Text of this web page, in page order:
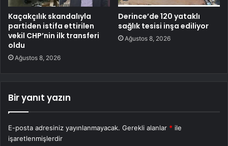
Kaçakçılık skandalıyla
partiden istifa ettirilen
vekil CHP’nin ilk transferi
oldu
Ağustos 8, 2026
Derince’de 120 yataklı
sağlık tesisi inşa ediliyor
Ağustos 8, 2026
Bir yanıt yazın
E-posta adresiniz yayınlanmayacak. Gerekli alanlar * ile
işaretlenmişlerdir